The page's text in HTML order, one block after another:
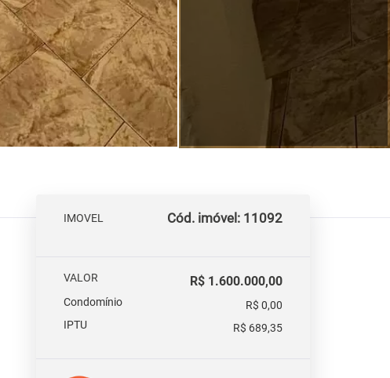
IMOVEL Cód. imóvel: 11092
VALOR R$ 1.600.000,00
Condomínio
R$ 0,00
IPTU
R$ 689,35